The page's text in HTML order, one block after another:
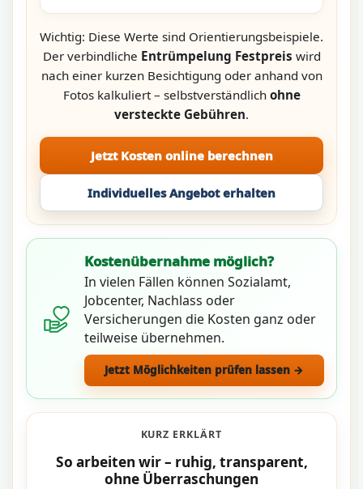
Wichtig: Diese Werte sind Orientierungsbeispiele.
Der verbindliche Entrümpelung Festpreis wird
nach einer kurzen Besichtigung oder anhand von
Fotos kalkuliert – selbstverständlich ohne
versteckte Gebühren.
Jetzt Kosten online berechnen
Individuelles Angebot erhalten
Kostenübernahme möglich?
In vielen Fällen können Sozialamt,
Jobcenter, Nachlass oder
Versicherungen die Kosten ganz oder
teilweise übernehmen.
Jetzt Möglichkeiten prüfen lassen →
KURZ ERKLÄRT
So arbeiten wir – ruhig, transparent,
ohne Überraschungen